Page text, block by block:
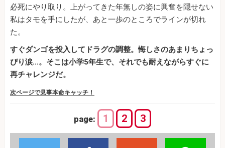
必死にやり取り。上がってきた年無しの姿に興奮を隠せない
私はタモを手にしたが、あと一歩のところでラインが切れ
た。
すぐダンゴを投入してドラグの調整。悔しさのあまりちょっ
ぴり涙…。そこは小学5年生で、それでも耐えながらすぐに
再チャレンジだ。
次ページで見事本命キャッチ！
page: 1 2 3